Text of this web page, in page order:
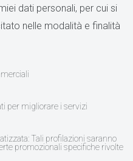
dati personali, per cui si
nelle modalità e finalità
per migliorare i servizi
Tali profilazioni saranno
promozionali specifiche rivolte